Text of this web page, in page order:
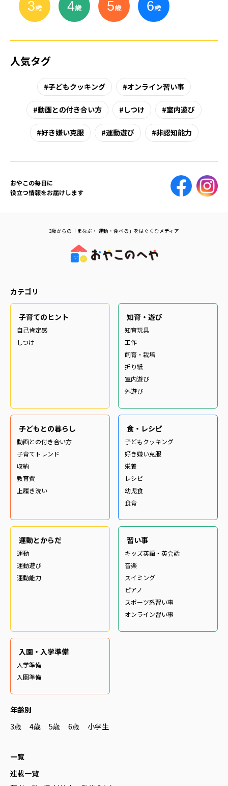
3歳 4歳 5歳 6歳
人気タグ
子どもクッキング オンライン習い事
動画との付き合い方 しつけ 室内遊び
好き嫌い克服 運動遊び 非認知能力
おやこの毎日に
役立つ情報をお届けします
3歳からの「まなぶ・ 運動・食べる」をはぐくむメディア
カテゴリ
子育てのヒント
自己肯定感
しつけ
知育・遊び
知育玩具
工作
飼育・栽培
折り紙
室内遊び
外遊び
子どもとの暮らし
動画との付き合い方
子育てトレンド
収納
教育費
上履き洗い
食・レシピ
子どもクッキング
好き嫌い克服
栄養
レシピ
幼児食
食育
運動とからだ
運動
運動遊び
運動能力
習い事
キッズ英語・英会話
音楽
スイミング
ピアノ
スポーツ系習い事
オンライン習い事
入園・入学準備
入学準備
入園準備
年齢別
3歳
4歳 5歳 6歳 小学生
一覧
連載一覧